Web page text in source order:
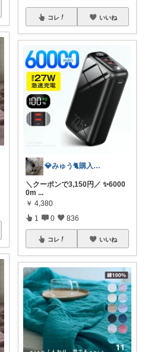
コレ いいね
💎みゅう🐈購入感謝(❀ᴗ͈ˬᴗ͈)⁾
＼クーポンで3,150円／ ✨6000
0m ...
￥ 4,380
1 0 836
コレ いいね